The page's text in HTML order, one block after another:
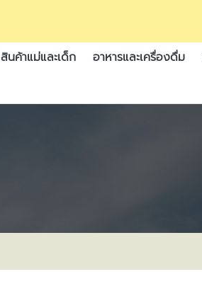
สินค้าแม่และเด็ก อาหารและเครื่องดื่ม